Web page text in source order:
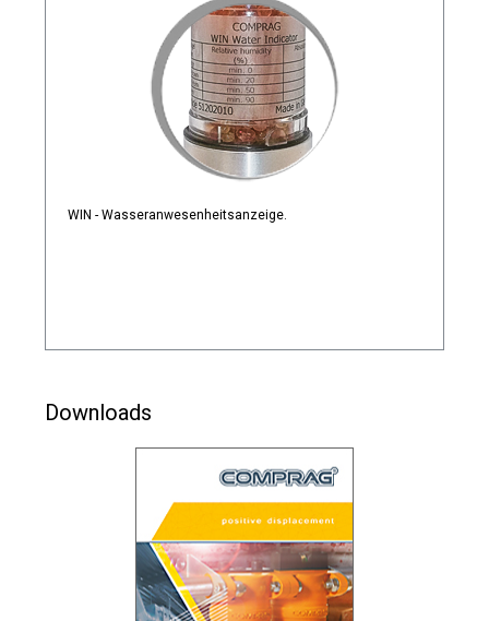
WIN - Wasseranwesenheitsanzeige.
Downloads